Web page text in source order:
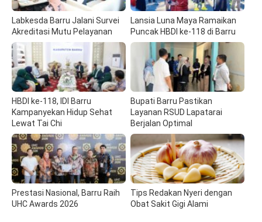
Labkesda Barru Jalani Survei
Akreditasi Mutu Pelayanan
Lansia Luna Maya Ramaikan
Puncak HBDI ke-118 di Barru
HBDI ke-118, IDI Barru
Kampanyekan Hidup Sehat
Lewat Tai Chi
Bupati Barru Pastikan
Layanan RSUD Lapatarai
Berjalan Optimal
Prestasi Nasional, Barru Raih
UHC Awards 2026
Tips Redakan Nyeri dengan
Obat Sakit Gigi Alami